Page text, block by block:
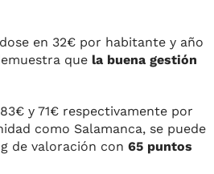
en 32€ por habitante y año
que la buena gestión
y 71€ respectivamente por
como Salamanca, se puede
de valoración con 65 puntos